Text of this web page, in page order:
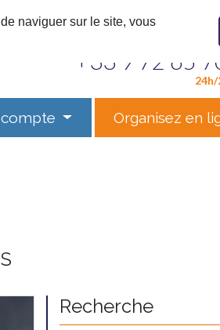
naviguer sur le site, vous
Contactez notre
+33 9 72 65
Organisez en
Recherche